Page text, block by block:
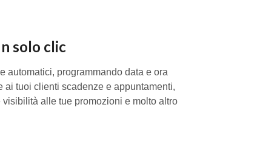
solo clic
automatici, programmando data e ora
ai tuoi clienti scadenze e appuntamenti,
alle tue promozioni e molto altro